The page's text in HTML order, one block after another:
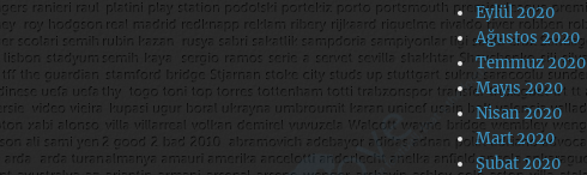
Eylül 2020
Ağustos 2020
Temmuz 2020
Mayıs 2020
Nisan 2020
Mart 2020
Şubat 2020